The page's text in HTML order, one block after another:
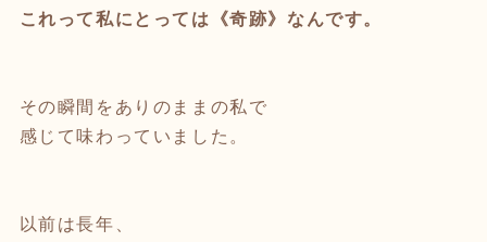
これって私にとっては《奇跡》なんです。
その瞬間をありのままの私で
感じて味わっていました。
以前は長年、